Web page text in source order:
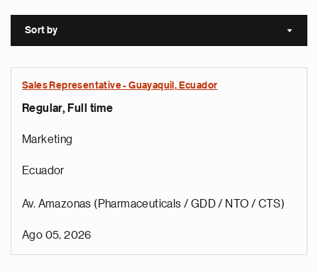
Sort by Sort
Sales Representative - Guayaquil, Ecuador
Regular, Full time
Marketing
Ecuador
Av. Amazonas (Pharmaceuticals / GDD / NTO / CTS)
Ago 05, 2026